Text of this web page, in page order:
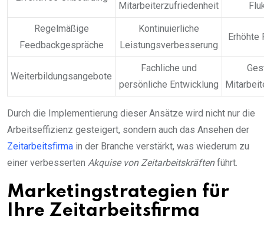
Mitarbeiterzufriedenheit
Regelmäßige
Feedbackgespräche
Kontinuierliche
Leistungsverbesserung
Weiterbildungsangebote
Fachliche und
persönliche Entwicklung
Durch die Implementierung dieser Ansätze wird nicht nur die
Arbeitseffizienz gesteigert, sondern auch das Ansehen der
Zeitarbeitsfirma in der Branche verstärkt, was wiederum zu
einer verbesserten Akquise von Zeitarbeitskräftenführt.
Marketingstrategien für
Ihre Zeitarbeitsfirma